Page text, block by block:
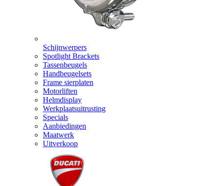
Schijnwerpers
Spotlight Brackets
Tassenbeugels
Handbeugelsets
Frame sierplaten
Motorliften
Helmdisplay
Werkplaatsuitrusting
Specials
Aanbiedingen
Maatwerk
Uitverkoop